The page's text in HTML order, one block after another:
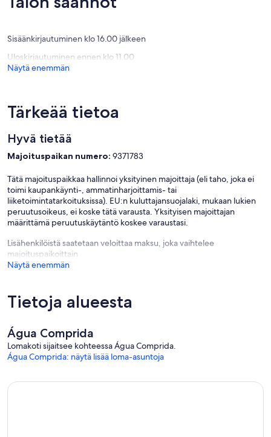
Sisäänkirjautuminen klo 16.00 jälkeen
Uloskirjautuminen ennen klo 11.00
Näytä enemmän
Tärkeää tietoa
Hyvä tietää
Majoituspaikan numero: 9371783
Tätä majoituspaikkaa hallinnoi yksityinen majoittaja (eli taho, joka ei
toimi kaupankäynti-, ammatinharjoittamis- tai
liiketoimintatarkoituksissa). EU:n kuluttajansuojalaki, mukaan lukien
peruutusoikeus, ei koske tätä varausta. Yksityisen majoittajan
määrittämä peruutuskäytäntö koskee varaustasi.
Lisähenkilöistä saatetaan veloittaa maksu, joka vaihtelee
majoituspaikoittain
Näytä enemmän
Tietoja alueesta
Água Comprida
Lomakoti sijaitsee kohteessa Água Comprida.
Água Comprida: näytä lisää loma-asuntoja